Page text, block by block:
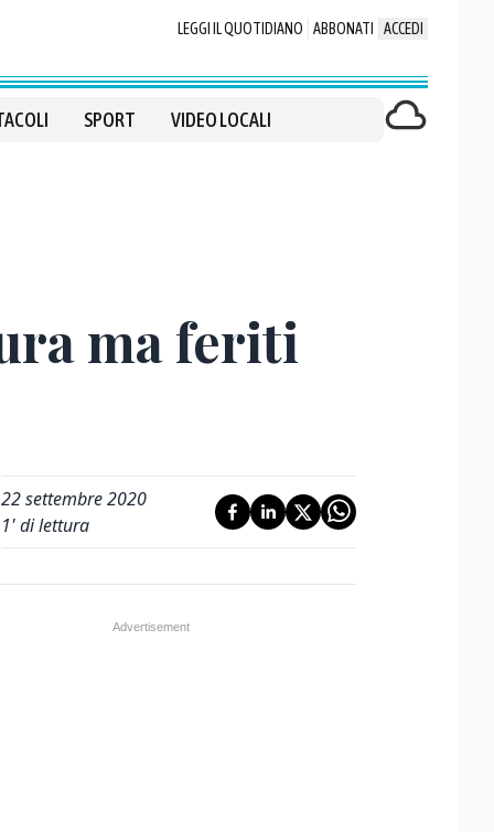
LEGGI IL QUOTIDIANO ABBONATI ACCEDI
SPORT VIDEO LOCALI
ma feriti
22 settembre 2020
1' di lettura